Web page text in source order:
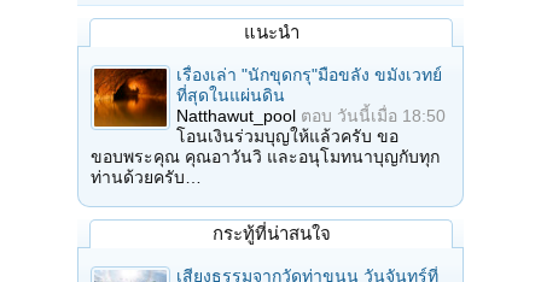
แนะนำ
เรื่องเล่า "นักขุดกรุ"มือขลัง ขมังเวทย์
ที่สุดในแผ่นดิน
Natthawut_pool ตอบ วันนี้เมื่อ 18:50
โอนเงินร่วมบุญให้แล้วครับ ขอ
ขอบพระคุณ คุณอาวันวิ และอนุโมทนาบุญกับทุก
ท่านด้วยครับ…
กระทู้ที่น่าสนใจ
เสียงธรรมจากวัดท่าขนุน วันจันทร์ที่